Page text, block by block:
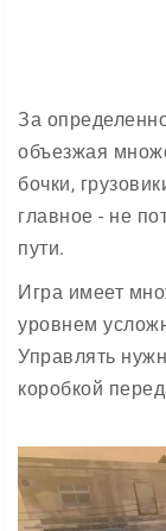
За
объезжая
бочки,
главное - не
пути.
Игра имеет
уровнем
Управлять
коробкой